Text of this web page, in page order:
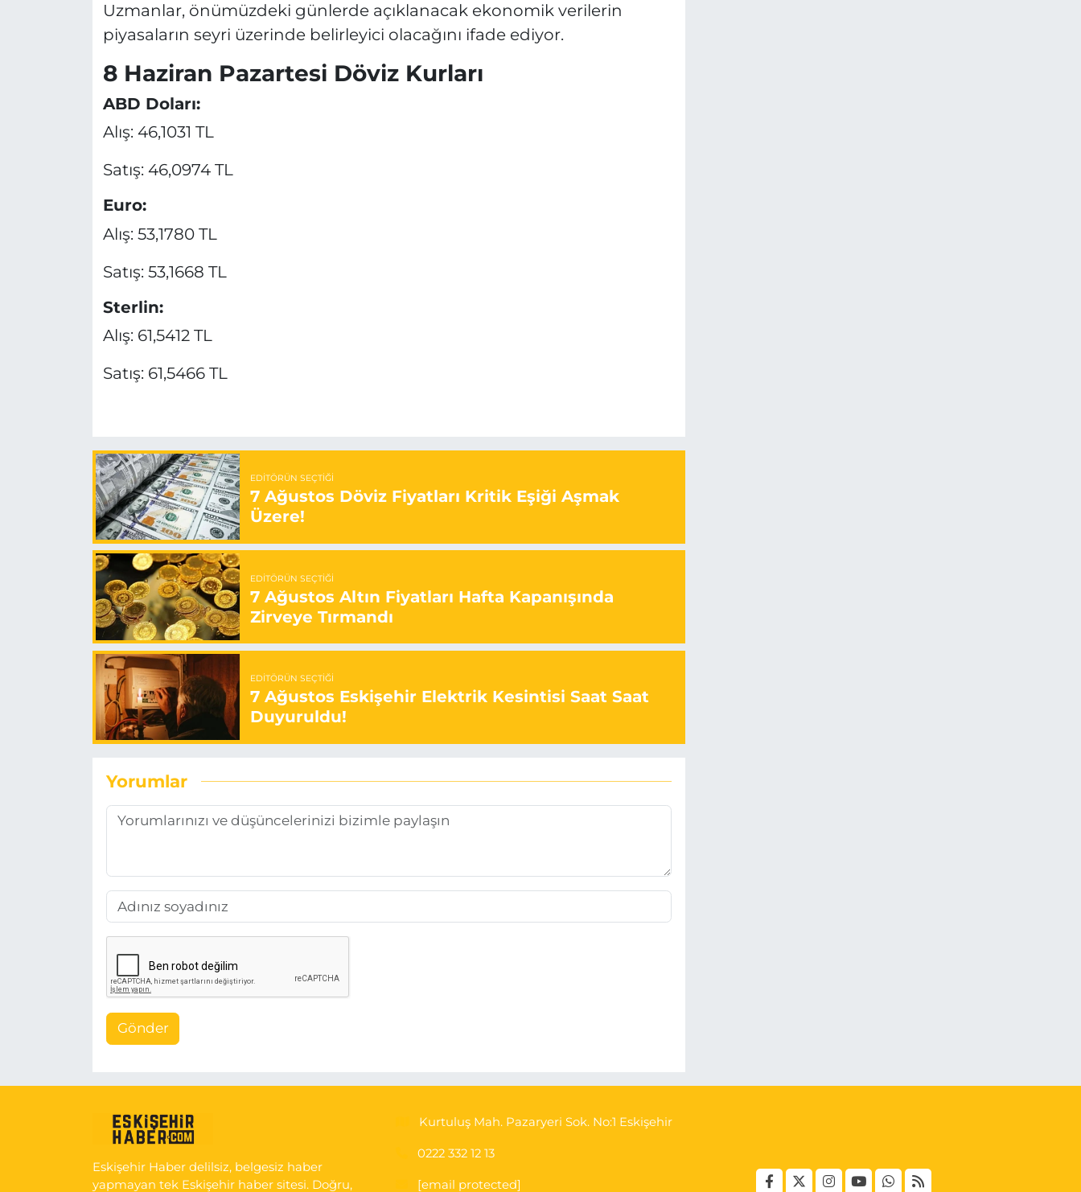
Uzmanlar, önümüzdeki günlerde açıklanacak ekonomik verilerin
piyasaların seyri üzerinde belirleyici olacağını ifade ediyor.
8 Haziran Pazartesi Döviz Kurları
ABD Doları:
Alış: 46,1031 TL
Satış: 46,0974 TL
Euro:
Alış: 53,1780 TL
Satış: 53,1668 TL
Sterlin:
Alış: 61,5412 TL
Satış: 61,5466 TL
EDITÖRÜN SEÇTIĞI
7 Ağustos Döviz Fiyatları Kritik Eşiği Aşmak
Üzere!
EDITÖRÜN SEÇTIĞI
7 Ağustos Altın Fiyatları Hafta Kapanışında
Zirveye Tırmandı
EDITÖRÜN SEÇTIĞI
7 Ağustos Eskişehir Elektrik Kesintisi Saat Saat
Duyuruldu!
Yorumlar
Gönder
Eskişehir Haber delilsiz, belgesiz haber
yapmayan tek Eskişehir haber sitesi. Doğru,
Kurtuluş Mah. Pazaryeri Sok. No:1 Eskişehir
0222 332 12 13
[email protected]